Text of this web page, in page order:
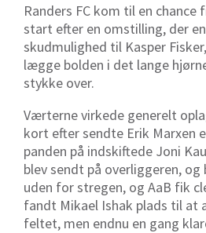
Randers FC kom til en chance
start efter en omstilling, der
skudmulighed til Kasper
lægge bolden i det lange
stykke over.
Værterne virkede generelt
kort efter sendte Erik
panden på indskiftede Joni
blev sendt på overliggeren,
uden for stregen, og AaB fik
fandt Mikael Ishak plads til at
feltet, men endnu en gang